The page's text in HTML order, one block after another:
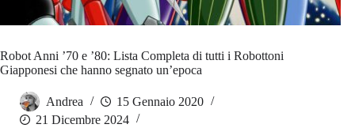
Robot Anni ’70 e ’80: Lista Completa di tutti i Robottoni
Giapponesi che hanno segnato un’epoca
Andrea
15 Gennaio 2020
21 Dicembre 2024